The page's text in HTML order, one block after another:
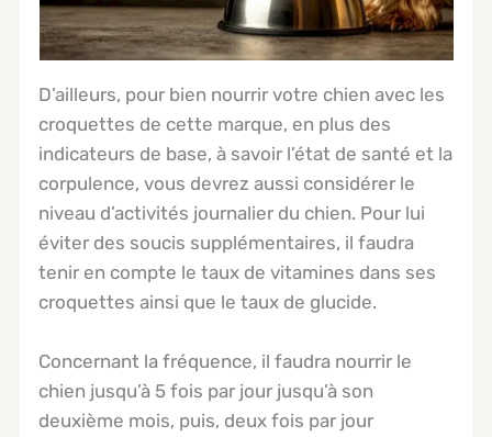
D’ailleurs, pour bien nourrir votre chien avec les
croquettes de cette marque, en plus des
indicateurs de base, à savoir l’état de santé et la
corpulence, vous devrez aussi considérer le
niveau d’activités journalier du chien. Pour lui
éviter des soucis supplémentaires, il faudra
tenir en compte le taux de vitamines dans ses
croquettes ainsi que le taux de glucide.
Concernant la fréquence, il faudra nourrir le
chien jusqu’à 5 fois par jour jusqu’à son
deuxième mois, puis, deux fois par jour